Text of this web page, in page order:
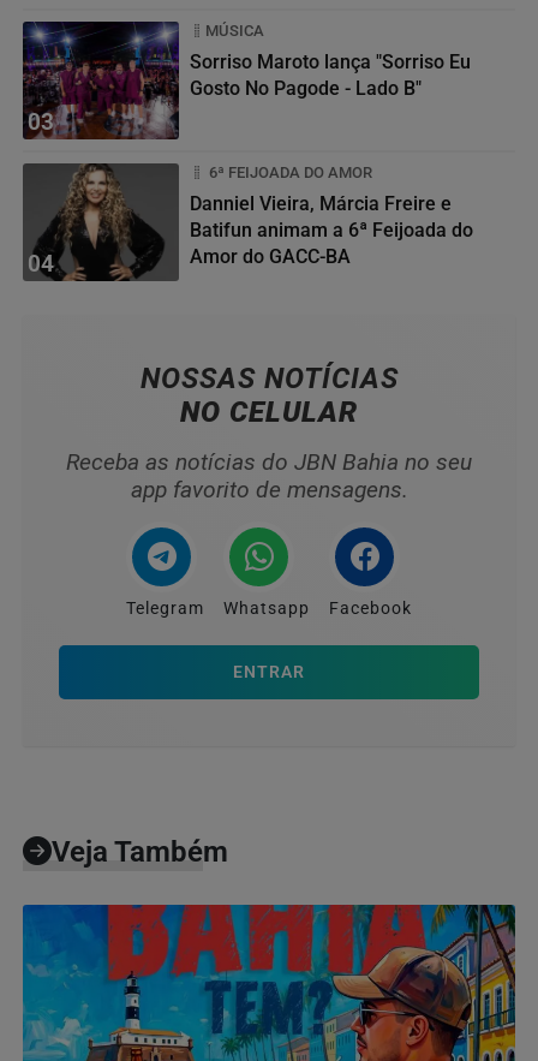
03
MÚSICA
Sorriso Maroto lança "Sorriso Eu
Gosto No Pagode - Lado B"
04
6ª FEIJOADA DO AMOR
Danniel Vieira, Márcia Freire e
Batifun animam a 6ª Feijoada do
Amor do GACC-BA
NOSSAS NOTÍCIAS
NO CELULAR
Receba as notícias do JBN Bahia no seu
app favorito de mensagens.
Telegram Whatsapp Facebook
ENTRAR
Veja Também